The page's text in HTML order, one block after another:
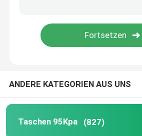
Abkühlende Transport-Kästen
Aderpresse-medizinische Bedarfe
Zentrifugenrohr
ANDERE KATEGORIEN AUS UNS
Taschen 95Kpa (827)